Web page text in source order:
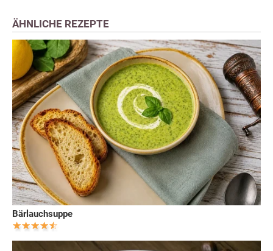
ÄHNLICHE REZEPTE
Bärlauchsuppe